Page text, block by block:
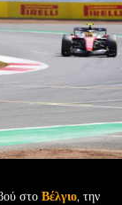
στο Βέλγιο, την